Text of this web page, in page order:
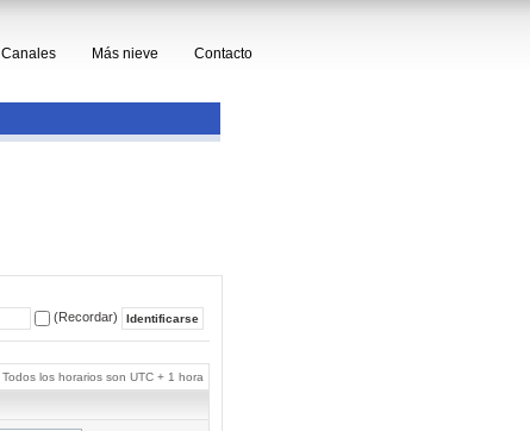
Canales Más nieve Contacto
(Recordar)
Todos los horarios son UTC + 1 hora